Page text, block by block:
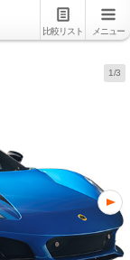
比較リスト メニュー
1/3